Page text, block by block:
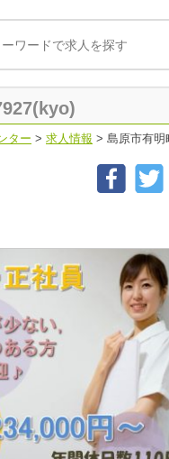
ター > 求人情報 > 島原市有明